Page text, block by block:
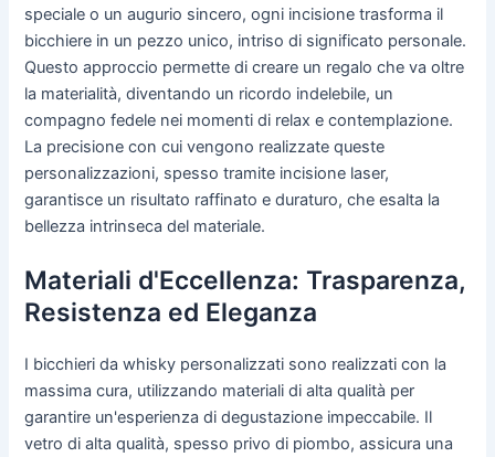
speciale o un augurio sincero, ogni incisione trasforma il
bicchiere in un pezzo unico, intriso di significato personale.
Questo approccio permette di creare un regalo che va oltre
la materialità, diventando un ricordo indelebile, un
compagno fedele nei momenti di relax e contemplazione.
La precisione con cui vengono realizzate queste
personalizzazioni, spesso tramite incisione laser,
garantisce un risultato raffinato e duraturo, che esalta la
bellezza intrinseca del materiale.
Materiali d'Eccellenza: Trasparenza,
Resistenza ed Eleganza
I bicchieri da whisky personalizzati sono realizzati con la
massima cura, utilizzando materiali di alta qualità per
garantire un'esperienza di degustazione impeccabile. Il
vetro di alta qualità, spesso privo di piombo, assicura una